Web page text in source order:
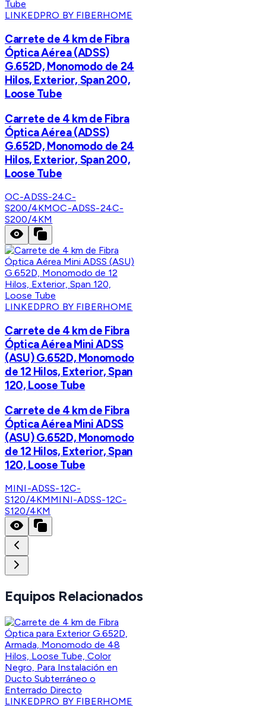
LINKEDPRO BY FIBERHOME
Carrete de 4 km de Fibra
Óptica Aérea (ADSS)
G.652D, Monomodo de 24
Hilos, Exterior, Span 200,
Loose Tube
Carrete de 4 km de Fibra
Óptica Aérea (ADSS)
G.652D, Monomodo de 24
Hilos, Exterior, Span 200,
Loose Tube
OC-ADSS-24C-
S200/4KMOC-ADSS-24C-
S200/4KM
LINKEDPRO BY FIBERHOME
Carrete de 4 km de Fibra
Óptica Aérea Mini ADSS
(ASU) G.652D, Monomodo
de 12 Hilos, Exterior, Span
120, Loose Tube
Carrete de 4 km de Fibra
Óptica Aérea Mini ADSS
(ASU) G.652D, Monomodo
de 12 Hilos, Exterior, Span
120, Loose Tube
MINI-ADSS-12C-
S120/4KMMINI-ADSS-12C-
S120/4KM
Equipos Relacionados
LINKEDPRO BY FIBERHOME